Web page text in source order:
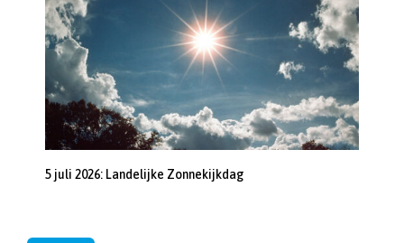
5 juli 2026: Landelijke Zonnekijkdag